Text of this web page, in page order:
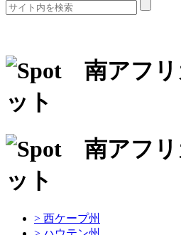
> 西ケープ州